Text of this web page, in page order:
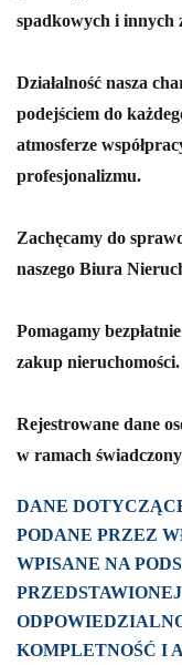
spadkowych i innych
Działalność nasza
podejściem do
atmosferze
profesjonalizmu.
Zachęcamy do
naszego Biura
Pomagamy
zakup
Rejestrowane dane
w ramach
DANE
PODANE PRZEZ
WPISANE NA
KOMPLETNOŚĆ I